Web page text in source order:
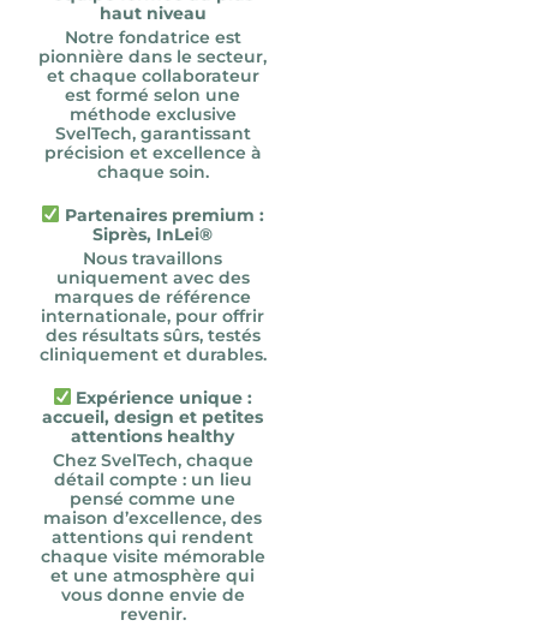
haut niveau
Notre fondatrice est
pionnière dans le secteur,
et chaque collaborateur
est formé selon une
méthode exclusive
SvelTech, garantissant
précision et excellence à
chaque soin.
Partenaires premium :
Siprès, InLei®
Nous travaillons
uniquement avec des
marques de référence
internationale, pour offrir
des résultats sûrs, testés
cliniquement et durables.
Expérience unique :
accueil, design et petites
attentions healthy
Chez SvelTech, chaque
détail compte : un lieu
pensé comme une
maison d’excellence, des
attentions qui rendent
chaque visite mémorable
et une atmosphère qui
vous donne envie de
revenir.